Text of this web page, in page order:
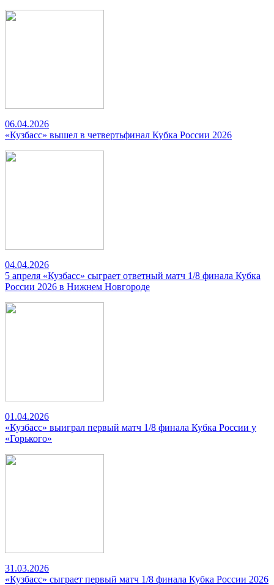
06.04.2026
«Кузбасс» вышел в четвертьфинал Кубка России 2026
04.04.2026
5 апреля «Кузбасс» сыграет ответный матч 1/8 финала Кубка
России 2026 в Нижнем Новгороде
01.04.2026
«Кузбасс» выиграл первый матч 1/8 финала Кубка России у
«Горького»
31.03.2026
«Кузбасс» сыграет первый матч 1/8 финала Кубка России 2026